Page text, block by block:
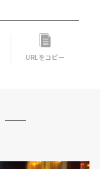
URLをコピー